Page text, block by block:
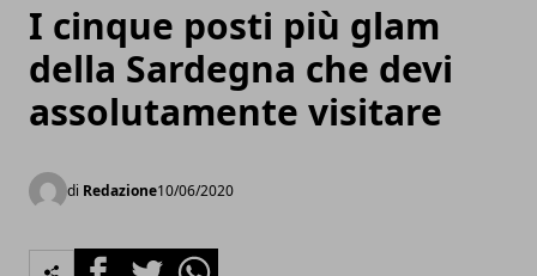
I cinque posti più glam
della Sardegna che devi
assolutamente visitare
di Redazione10/06/2020
FacebookTwitterWhatsapp